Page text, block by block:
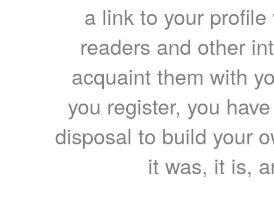
a link to your
readers and other
acquaint them with
you register, you
disposal to build your
it was, it is,